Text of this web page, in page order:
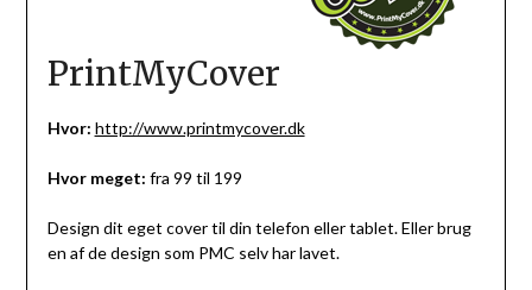
PrintMyCover
Hvor: http://www.printmycover.dk
Hvor meget: fra 99 til 199
Design dit eget cover til din telefon eller tablet. Eller brug
en af de design som PMC selv har lavet.